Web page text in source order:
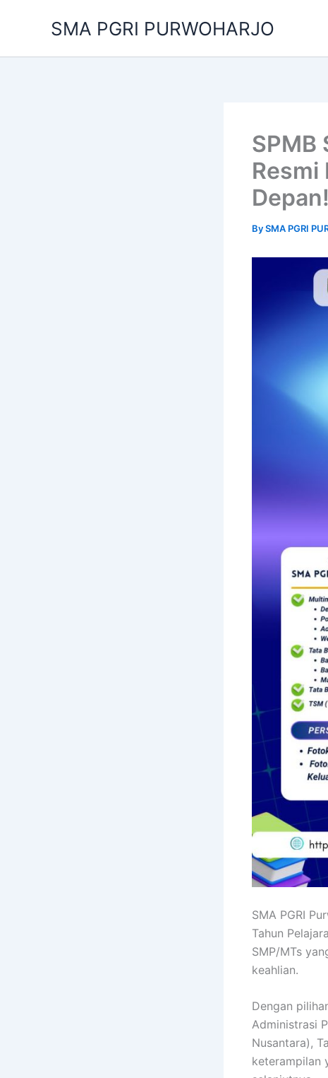
SMA PGRI PURWOHARJO
SPMB
Resmi
Depan!
BySMA PGRI
SMA PGRI
Tahun
SMP/MTs
keahlian.
Dengan
Administrasi
Nusantara),
keterampilan